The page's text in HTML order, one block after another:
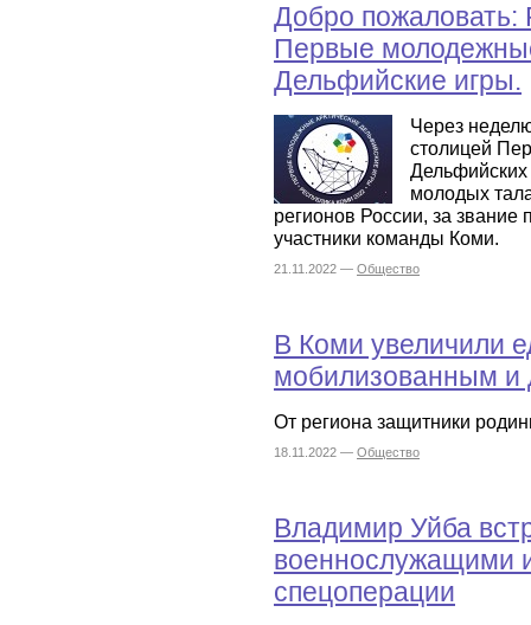
Добро пожаловать:
Первые
Дельфийские игры.
Через
столицей
Дельфийских
молодых
регионов России, за звание
участники команды Коми.
21.11.2022 — Общество
В Коми увеличили
мобилизованным и
От региона защитники
18.11.2022 — Общество
Владимир Уйба
военнослужащими
спецоперации